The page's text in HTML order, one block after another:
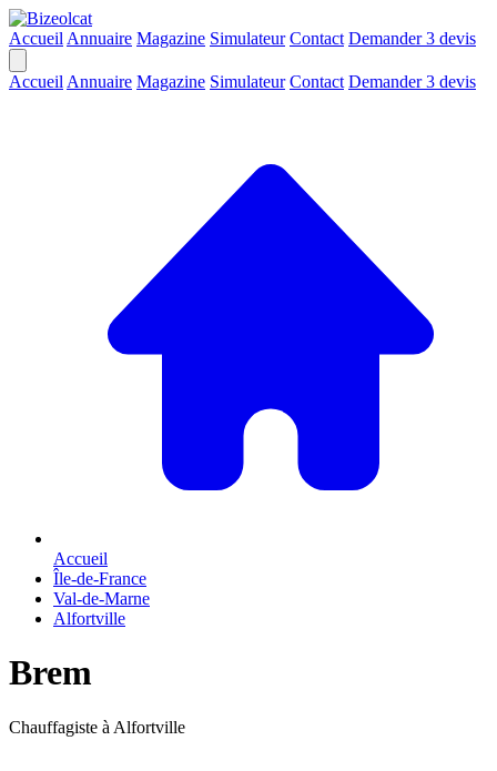
Accueil Annuaire Magazine Simulateur Contact Demander 3 devis
Accueil Annuaire Magazine Simulateur Contact Demander 3 devis
Accueil
Île-de-France
Val-de-Marne
Alfortville
Brem
Chauffagiste à Alfortville